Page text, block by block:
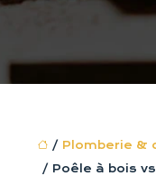
/ Plomberie &
/ Poêle à bois